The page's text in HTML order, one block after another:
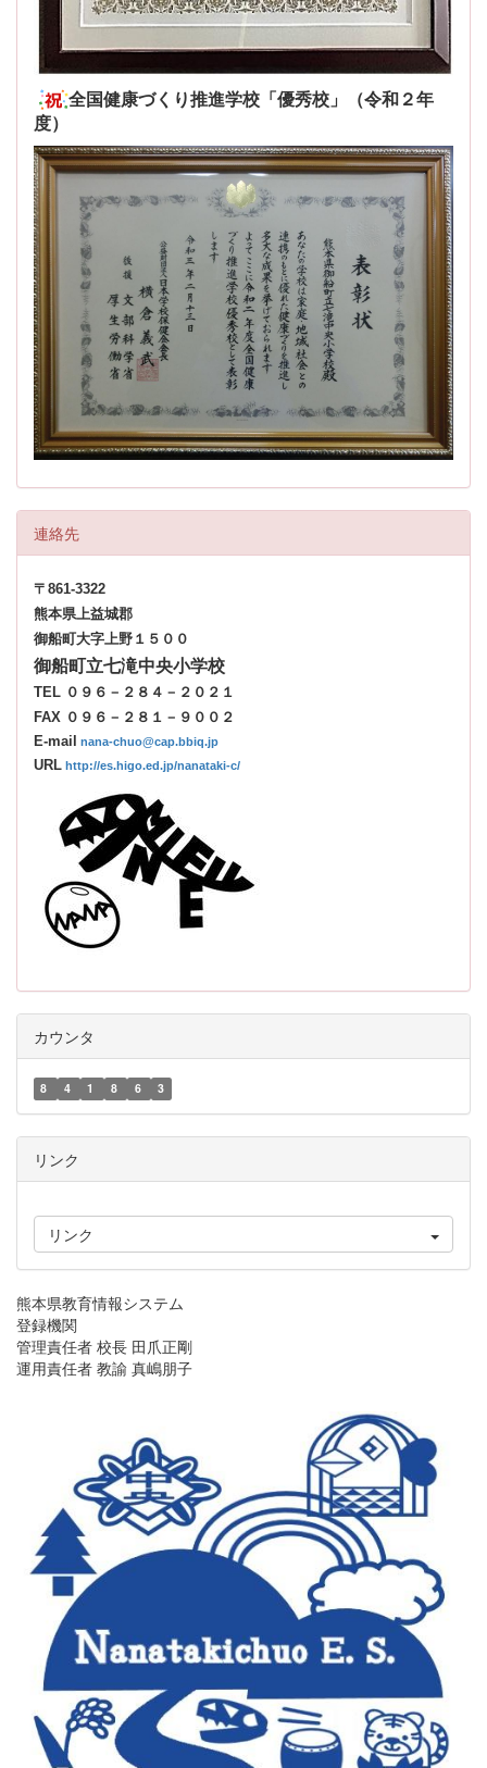
全国健康づくり推進学校「優秀校」（令和２年
度）
連絡先
〒861-3322
熊本県上益城郡
御船町大字上野１５００
御船町立七滝中央小学校
TEL ０９６－２８４－２０２１
FAX ０９６－２８１－９００２
E-mail
nana-chuo@cap.bbiq.jp
URL http://es.higo.ed.jp/nanataki-c/
カウンタ
8 4 1 8 6 3
リンク
リンク
熊本県教育情報システム
登録機関
管理責任者 校長 田爪正剛
運用責任者 教諭 真嶋朋子